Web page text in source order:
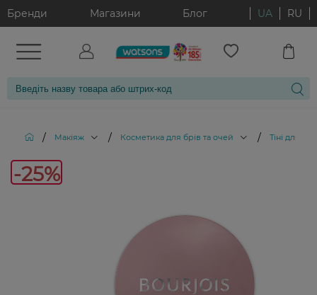
Бренди Магазини Блог UA RU
/ Макіяж / Косметика для брів та очей / Тіні для
-25%